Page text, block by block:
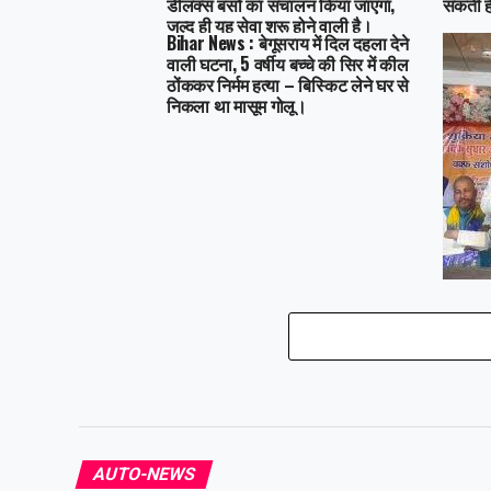
जल्द ही यह सेवा शुरू होने वाली है।
Bihar News : बेगूसराय में दिल दहला देने
वाली घटना, 5 वर्षीय बच्चे की सिर में कील
ठोंककर निर्मम हत्या – बिस्किट लेने घर से
निकला था मासूम गोलू।
Bihar
मोदी
कानून
AUTO-NEWS